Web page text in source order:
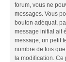
forum, vous ne
messages. Vous
bouton adéquat,
message initial ait
message, un petit
nombre de fois
la modification. Ce